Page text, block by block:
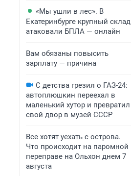
«Мы ушли в лес». В
Екатеринбурге крупный склад
атаковали БПЛА — онлайн
Вам обязаны повысить
зарплату — причина
С детства грезил о ГАЗ-24:
автоплюшкин переехал в
маленький хутор и превратил
свой двор в музей СССР
Все хотят уехать с острова.
Что происходит на паромной
переправе на Ольхон днем 7
августа